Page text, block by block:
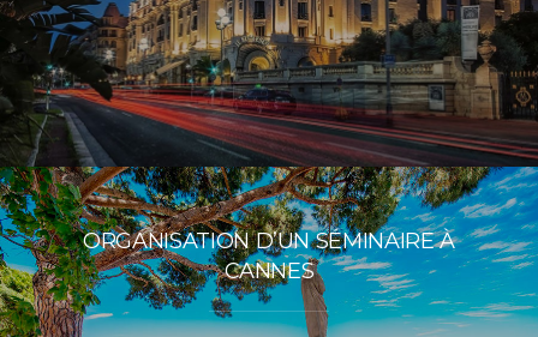
ORGANISATION D’UN SÉMINAIRE À
CANNES